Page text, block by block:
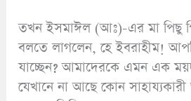
তখন ইসমাঈল (আঃ)-এর মা পিছু
বলতে লাগলেন, হে ইবরাহীম!
যাচ্ছেন? আমাদেরকে এমন এক
যেখানে না আছে কোন